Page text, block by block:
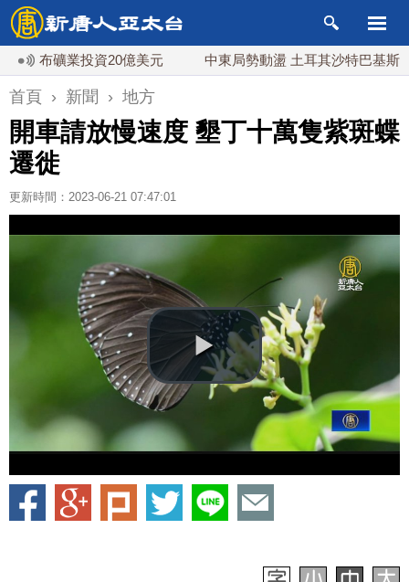
礦業投資20億美元 中東局勢動盪 土耳其沙特巴基斯坦誓共
首頁 › 新聞 › 地方
開車請放慢速度 墾丁十萬隻紫斑蝶
遷徙
更新時間：2023-06-21 07:47:01